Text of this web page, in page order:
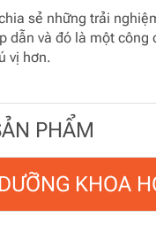
sẻ những trải
dẫn và đó là một
vị hơn.
PHẨM
KHOA